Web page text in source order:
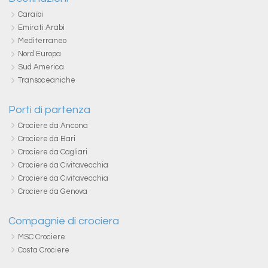
Caraibi
Emirati Arabi
Mediterraneo
Nord Europa
Sud America
Transoceaniche
Porti di partenza
Crociere da Ancona
Crociere da Bari
Crociere da Cagliari
Crociere da Civitavecchia
Crociere da Civitavecchia
Crociere da Genova
Compagnie di crociera
MSC Crociere
Costa Crociere